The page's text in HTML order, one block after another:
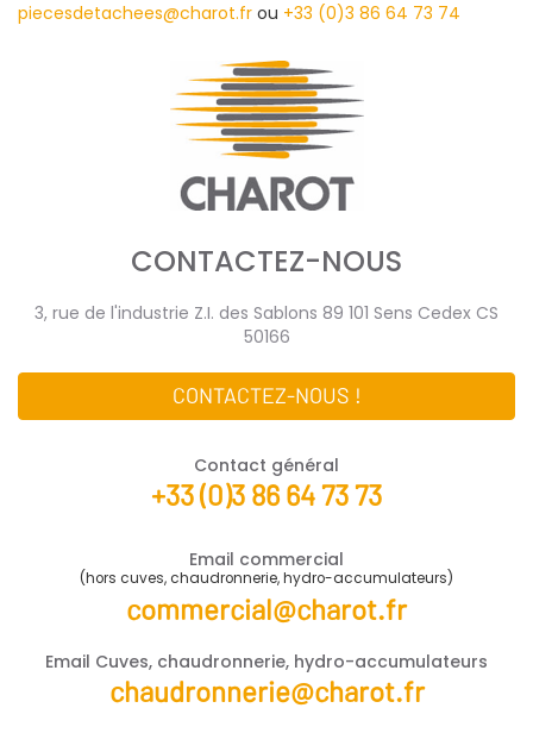
piecesdetachees@charot.fr ou +33 (0)3 86 64 73 74
CONTACTEZ-NOUS
3, rue de l'industrie Z.I. des Sablons 89 101 Sens Cedex CS
50166
CONTACTEZ-NOUS !
Contact général
+33 (0)3 86 64 73 73
Email commercial
(hors cuves, chaudronnerie, hydro-accumulateurs)
commercial@charot.fr
Email Cuves, chaudronnerie, hydro-accumulateurs
chaudronnerie@charot.fr